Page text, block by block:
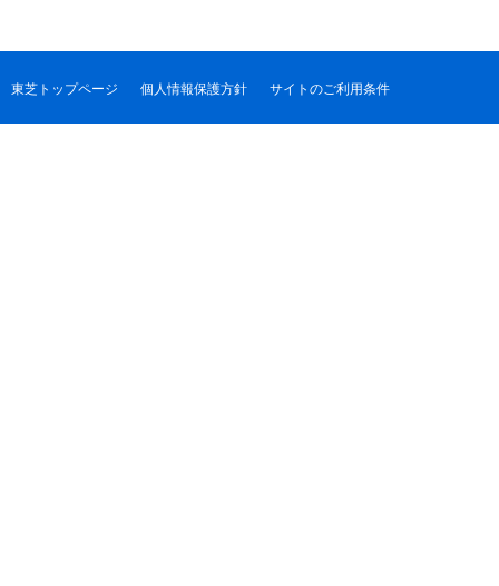
東芝トップページ 個人情報保護方針 サイトのご利用条件